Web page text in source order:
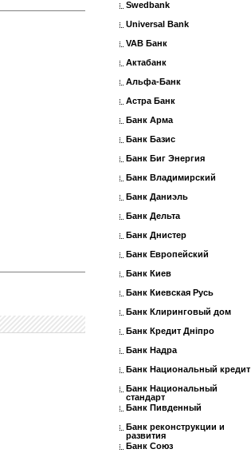
Swedbank
Universal Bank
VAB Банк
Актабанк
Альфа-Банк
Астра Банк
Банк Арма
Банк Базис
Банк Биг Энергия
Банк Владимирский
Банк Даниэль
Банк Дельта
Банк Днистер
Банк Европейский
Банк Киев
Банк Киевская Русь
Банк Клиринговый дом
Банк Кредит Дніпро
Банк Надра
Банк Национальный кредит
Банк Национальный
стандарт
Банк Пивденный
Банк реконструкции и
развития
Банк Союз